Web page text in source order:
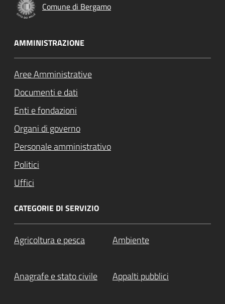
Comune di Bergamo
AMMINISTRAZIONE
Aree Amministrative
Documenti e dati
Enti e fondazioni
Organi di governo
Personale amministrativo
Politici
Uffici
CATEGORIE DI SERVIZIO
Agricoltura e pesca Ambiente
Anagrafe e stato civile Appalti pubblici